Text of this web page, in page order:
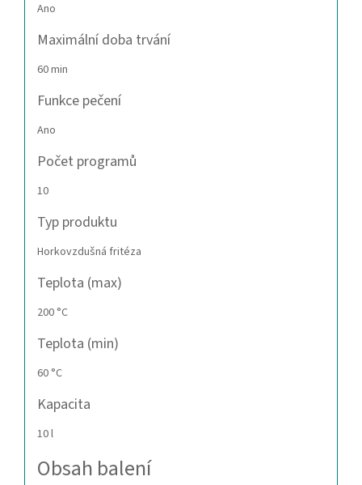
Ano
Maximální doba trvání
60 min
Funkce pečení
Ano
Počet programů
10
Typ produktu
Horkovzdušná fritéza
Teplota (max)
200 °C
Teplota (min)
60 °C
Kapacita
10 l
Obsah balení